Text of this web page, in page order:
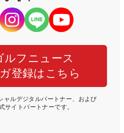
ルフニュース
登録はこちら
ャルデジタルパートナー、および
サイトパートナーです。